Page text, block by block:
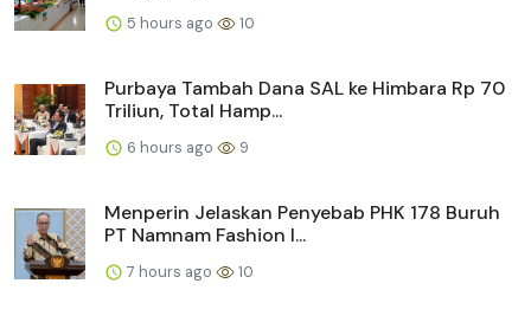
5 hours ago 10
Purbaya Tambah Dana SAL ke Himbara Rp 70
Triliun, Total Hamp...
6 hours ago 9
Menperin Jelaskan Penyebab PHK 178 Buruh
PT Namnam Fashion I...
7 hours ago 10